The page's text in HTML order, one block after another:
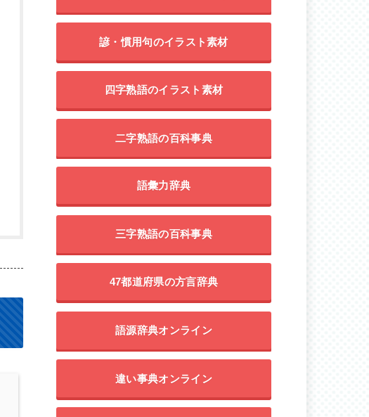
諺・慣用句のイラスト素材
四字熟語のイラスト素材
二字熟語の百科事典
語彙力辞典
三字熟語の百科事典
47都道府県の方言辞典
語源辞典オンライン
違い事典オンライン